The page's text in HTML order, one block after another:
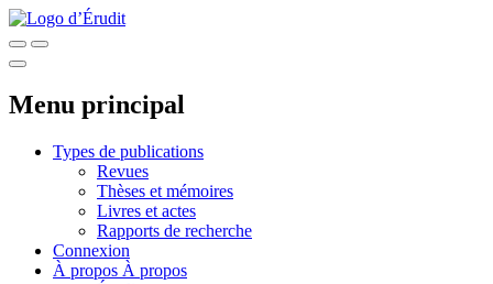
Menu principal
Types de publications
Revues
Thèses et mémoires
Livres et actes
Rapports de recherche
Connexion
À propos À propos